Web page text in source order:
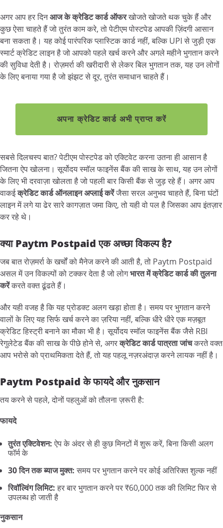
अगर आप हर दिनआज के क्रेडिट कार्ड ऑफरखोजते खोजते थक चुके हैं और
कुछ ऐसा चाहते हैं जो तुरंत काम करे, तो पेटीएम पोस्टपेड आपकी ज़िंदगी आसान
बना सकता है। यह कोई पारंपरिक प्लास्टिक कार्ड नहीं, बल्कि UPI से जुड़ी एक
स्मार्ट क्रेडिट लाइन है जो आपको पहले खर्च करने और अगले महीने भुगतान करने
की सुविधा देती है। रोज़मर्रा की खरीदारी से लेकर बिल भुगतान तक, यह उन लोगों
के लिए बनाया गया है जो झंझट से दूर, तुरंत समाधान चाहते हैं।
अपना क्रेडिट कार्ड अभी प्राप्त करें
सबसे दिलचस्प बात? पेटीएम पोस्टपेड को एक्टिवेट करना उतना ही आसान है
जितना ऐप खोलना। सूर्योदय स्मॉल फाइनेंस बैंक की साख के साथ, यह उन लोगों
के लिए भी दरवाज़ा खोलता है जो पहली बार किसी बैंक से जुड़ रहे हैं। अगर आप
वाकईक्रेडिट कार्ड ऑनलाइन अप्लाई करेंजैसा सरल अनुभव चाहते हैं, बिना घंटों
लाइन में लगे या ढेर सारे कागज़ात जमा किए, तो यही वो पल है जिसका आप इंतज़ार
कर रहे थे।
क्या Paytm Postpaid एक अच्छा विकल्प है?
जब बात रोज़मर्रा के खर्चों को मैनेज करने की आती है, तो Paytm Postpaid
असल में उन विकल्पों को टक्कर देता है जो लोगभारत में क्रेडिट कार्ड की तुलना
करेंकरते वक्त ढूंढते हैं।
और यही वजह है कि यह प्रोडक्ट अलग खड़ा होता है। समय पर भुगतान करने
वालों के लिए यह सिर्फ खर्च करने का ज़रिया नहीं, बल्कि धीरे धीरे एक मज़बूत
क्रेडिट हिस्ट्री बनाने का मौका भी है। सूर्योदय स्मॉल फाइनेंस बैंक जैसे RBI
रेगुलेटेड बैंक की साख के पीछे होने से, अगरक्रेडिट कार्ड पात्रता जांचकरते वक्त
आप भरोसे को प्राथमिकता देते हैं, तो यह पहलू नज़रअंदाज़ करने लायक नहीं है।
Paytm Postpaid के फायदे और नुकसान
तय करने से पहले, दोनों पहलुओं को तौलना ज़रूरी है:
फायदे
तुरंत एक्टिवेशन: ऐप के अंदर से ही कुछ मिनटों में शुरू करें, बिना किसी अलग
फॉर्म के
30 दिन तक ब्याज मुक्त: समय पर भुगतान करने पर कोई अतिरिक्त शुल्क नहीं
रिवॉल्विंग लिमिट: हर बार भुगतान करने पर ₹60,000 तक की लिमिट फिर से
उपलब्ध हो जाती है
नुकसान